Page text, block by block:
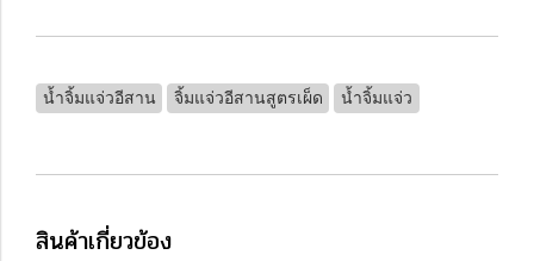
น้ำจิ้มแจ่วอีสาน จิ้มแจ่วอีสานสูตรเผ็ด น้ำจิ้มแจ่ว
สินค้าเกี่ยวข้อง